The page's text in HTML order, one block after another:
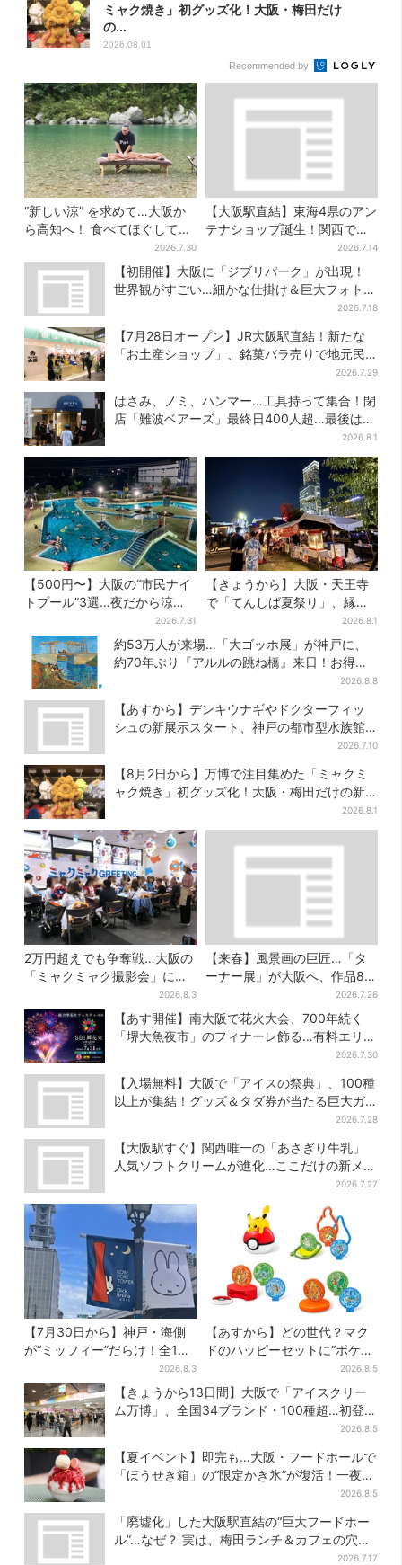
ミャク焼き」初グッズ化！大阪・梅田だけ
の...
2026.08.01
Recommended by
“新しい涼” を求めて…大阪か
ら高知へ！ 食べてほぐして
「仁淀ブルー」でととのう体
験旅【2026夏最新版】
2026.7.30
【大阪駅直結】東海4県のアン
テナショップ誕生！関西では
ここでしか買えない限定グル
メも
2026.7.14
【初開催】大阪に「ジブリパーク」が出現！
世界観がすごい…細かな仕掛け＆巨大フォトス
2026.7.18
【7月28日オープン】JR大阪駅直結！新たな
「お土産ショップ」、銘菓バラ売りで地元民
2026.7.29
はさみ、ノミ、ハンマー…工具持って集合！閉
店「難波ベアーズ」最終日400人超…最後は
2026.8.1
【500円〜】大阪の“市民ナイ
トプール”3選…夜だから涼し
2026.7.31
【きょうから】大阪・天王寺
で「てんしば夏祭り」、縁日
や盆踊り…涼しいスプラッシ
ュタイムも！2日間だけ
2026.8.1
約53万人が来場…「大ゴッホ展」が神戸に、
約70年ぶり『アルルの跳ね橋』来日！お得な
2026.8.8
【あすから】デンキウナギやドクターフィッ
シュの新展示スタート、神戸の都市型水族館
2026.7.10
【8月2日から】万博で注目集めた「ミャクミ
ャク焼き」初グッズ化！大阪・梅田だけの新
2026.8.1
2万円超えでも争奪戦…大阪の
「ミャクミャク撮影会」に全
国からファン集結、参加者に
聞いた「それでも会いたい理
由」
2026.8.3
【来春】風景画の巨匠…「タ
ーナー展」が大阪へ、作品80
点以上がロンドンから集結2026.7.26
【あす開催】南大阪で花火大会、700年続く
「堺大魚夜市」のフィナーレ飾る…有料エリア
2026.7.30
【入場無料】大阪で「アイスの祭典」、100種
以上が集結！グッズ＆タダ券が当たる巨大ガ
2026.7.28
【大阪駅すぐ】関西唯一の「あさぎり牛乳」
人気ソフトクリームが進化…ここだけの新メニ
2026.7.27
【7月30日から】神戸・海側
が“ミッフィー”だらけ！全16
施設でパン、スイーツ、ナイ
トマーケットも
2026.8.3
【あすから】どの世代？マク
ドのハッピーセットに“ポケモ
ンおもちゃ”、歴代30匹に「懐
かしい」と喜びの声
2026.8.5
【きょうから13日間】大阪で「アイスクリー
ム万博」、全国34ブランド・100種超…初登場
2026.8.5
【夏イベント】即完も…大阪・フードホールで
「ほうせき箱」の“限定かき氷”が復活！一夜限
2026.8.5
「廃墟化」した大阪駅直結の“巨大フードホー
ル”…なぜ？ 実は、梅田ランチ＆カフェの穴場
2026.7.17